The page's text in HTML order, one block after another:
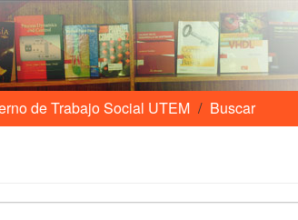
de Trabajo Social UTEM Buscar